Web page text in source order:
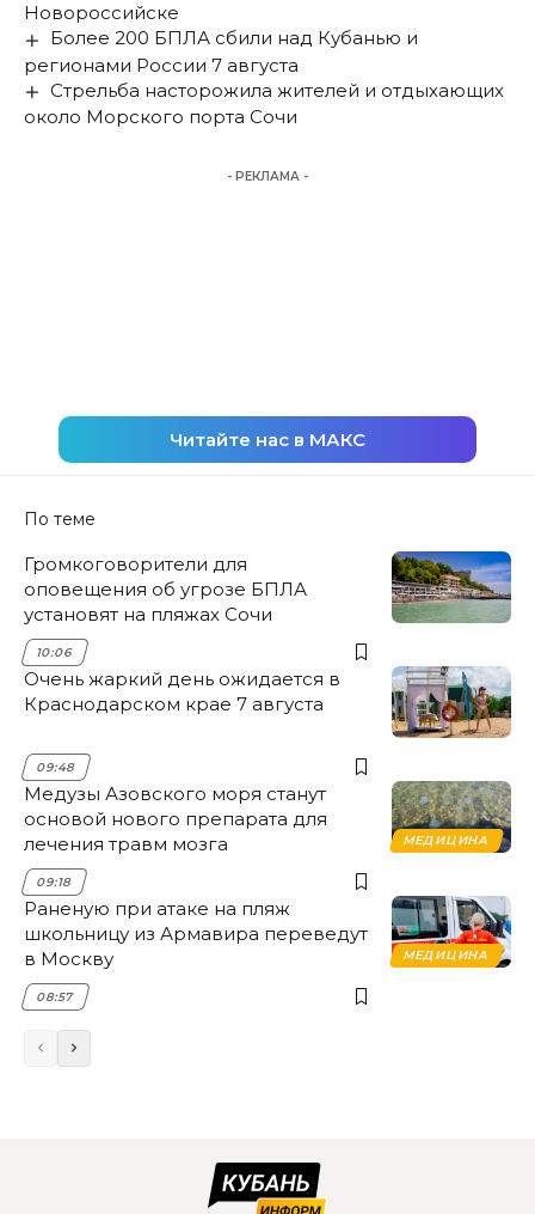
Новороссийске
Более 200 БПЛА сбили над Кубанью и
регионами России 7 августа
Стрельба насторожила жителей и отдыхающих
около Морского порта Сочи
- РЕКЛАМА -
Читайте нас в МАКС
По теме
Громкоговорители для
оповещения об угрозе БПЛА
установят на пляжах Сочи
10:06
Очень жаркий день ожидается в
Краснодарском крае 7 августа
09:48
МЕДИЦИНА
Медузы Азовского моря станут
основой нового препарата для
лечения травм мозга
09:18
МЕДИЦИНА
Раненую при атаке на пляж
школьницу из Армавира переведут
в Москву
08:57